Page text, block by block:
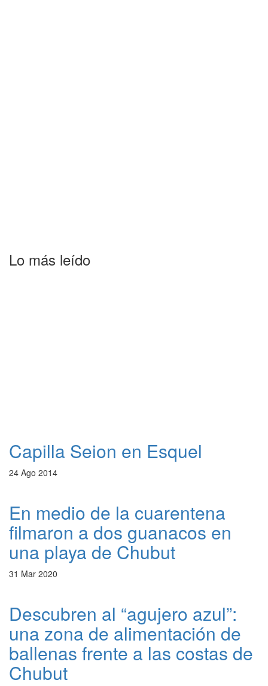
Lo más leído
Capilla Seion en Esquel
24 Ago 2014
En medio de la cuarentena
filmaron a dos guanacos en
una playa de Chubut
31 Mar 2020
Descubren al “agujero azul”:
una zona de alimentación de
ballenas frente a las costas de
Chubut